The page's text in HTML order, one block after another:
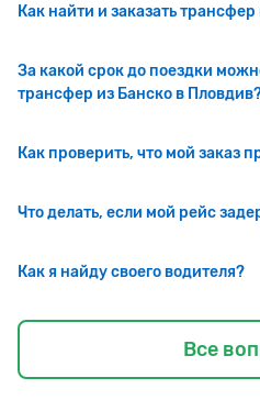
Как найти и заказать
За какой срок до поездки
трансфер из Банско в
Как проверить, что мой заказ
Что делать, если мой рейс
Как я найду своего водителя?
Все